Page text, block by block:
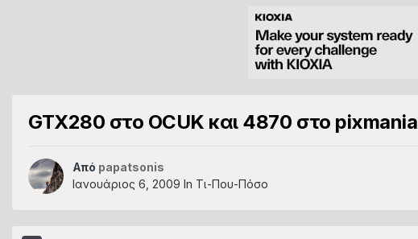
GTX280 στο ΟCUK και 4870 στο pixmania
Από papatsonis
Ιανουάριος 6, 2009 In Τι-Που-Πόσο